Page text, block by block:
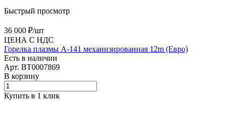
Быстрый просмотр
36 000 ₽/шт
ЦЕНА С НДС
Горелка плазмы А-141 механизированная 12m (Евро)
Есть в наличии
Арт. BT0007869
В корзину
Купить в 1 клик